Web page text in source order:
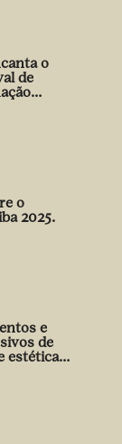
o
de
o
2025.
e
de
estética